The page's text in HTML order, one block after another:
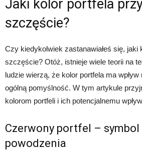
Jaki kolor portfela
szczęście?
Czy kiedykolwiek zastanawiałeś się, jaki
szczęście? Otóż, istnieje wiele teorii na
ludzie wierzą, że kolor portfela ma
ogólną pomyślność. W tym artykule
kolorom portfeli i ich potencjalnemu
Czerwony portfel –
powodzenia